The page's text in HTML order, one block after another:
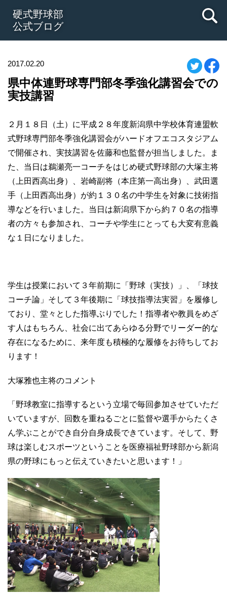
硬式野球部
公式ブログ
2017.02.20
県中体連野球専門部冬季強化講習会での
実技講習
２月１８日（土）に平成２８年度新潟県中学校体育連盟軟
式野球専門部冬季強化講習会がハードオフエコスタジアム
で開催され、実技講習を佐藤和也監督が担当しました。ま
た、当日は鵜瀬亮一コーチをはじめ硬式野球部の大塚主将
（上田西高出身）、岩崎副将（本庄第一高出身）、武田選
手（上田西高出身）が約１３０名の中学生を対象に技術指
導などを行いました。当日は新潟県下から約７０名の指導
者の方々も参加され、コーチや学生にとっても大変有意義
な１日になりました。
学生は授業において３年前期に「野球（実技）」、「球技
コーチ論」そして３年後期に「球技指導法実習」を履修し
ており、堂々とした指導ぶりでした！指導者や教員をめざ
す人はもちろん、社会に出てあらゆる分野でリーダー的な
存在になるために、来年度も積極的な履修をお待ちしてお
ります！
大塚雅也主将のコメント
「野球教室に指導するという立場で毎回参加させていただ
いていますが、回数を重ねるごとに監督や選手からたくさ
ん学ぶことができ自分自身成長できています。そして、野
球は楽しむスポーツということを医療福祉野球部から新潟
県の野球にもっと伝えていきたいと思います！」